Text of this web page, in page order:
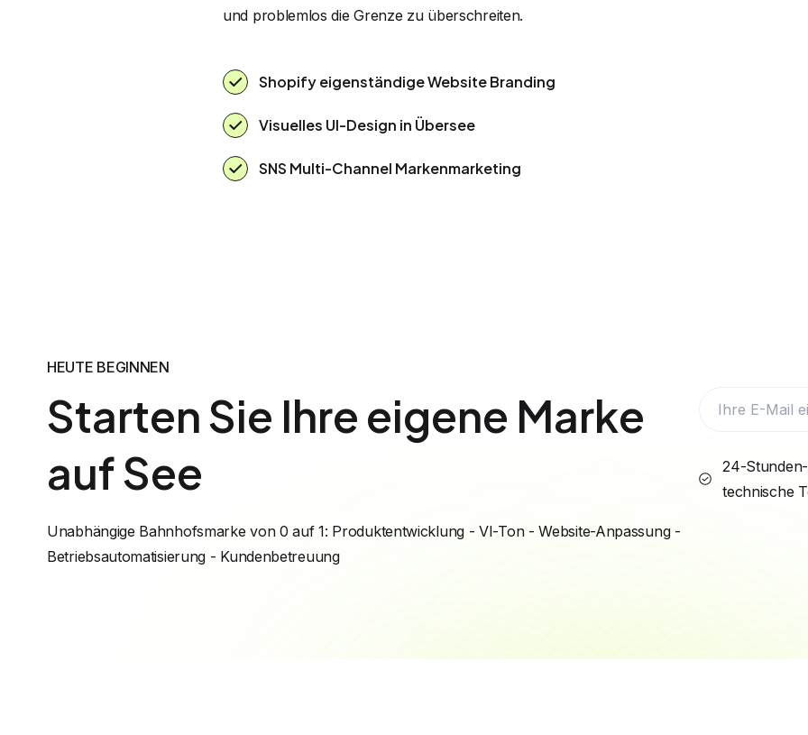
und problemlos die Grenze zu überschreiten.
Shopify eigenständige Website Branding
Visuelles UI-Design in Übersee
SNS Multi-Channel Markenmarketing
HEUTE BEGINNEN
Starten Sie Ihre eigene Marke
auf See
Unabhängige Bahnhofsmarke von 0 auf 1: Produktentwicklung - VI-Ton - Website-Anpassung -
Betriebsautomatisierung - Kundenbetreuung
24-
technische